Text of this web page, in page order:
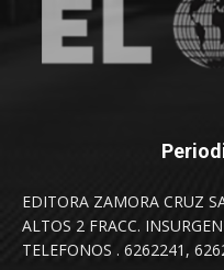
EDITORA ZAMORA CRUZ
ALTOS 2 FRACC.
TELEFONOS . 6262241,